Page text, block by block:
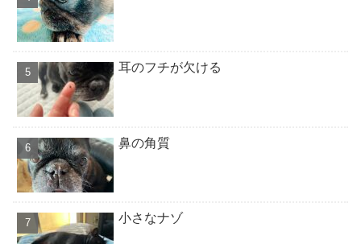
耳のフチが欠ける
鼻の角質
小さなナゾ